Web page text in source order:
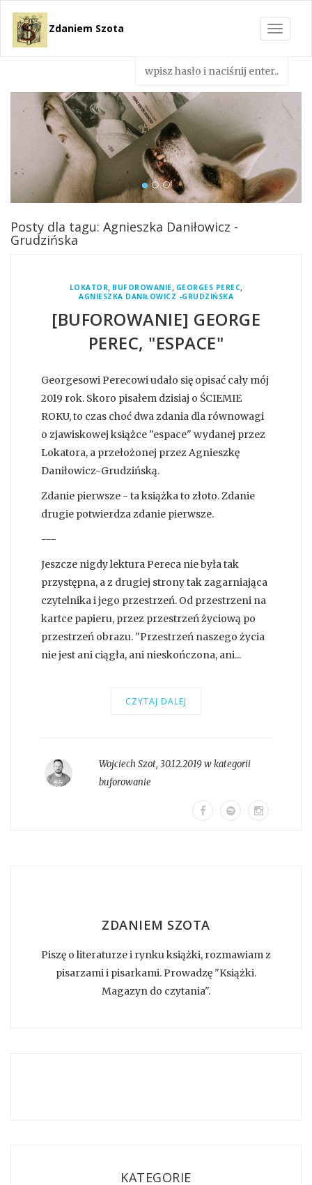
Toggle
Zdaniem Szota
Posty dla tagu: Agnieszka Daniłowicz -
Grudzińska
LOKATOR, BUFOROWANIE, GEORGES PEREC,
AGNIESZKA DANIŁOWICZ -GRUDZIŃSKA
[BUFOROWANIE] GEORGE
PEREC, "ESPACE"
Georgesowi Perecowi udało się opisać cały mój
2019 rok. Skoro pisałem dzisiaj o ŚCIEMIE
ROKU, to czas choć dwa zdania dla równowagi
o zjawiskowej książce "espace" wydanej przez
Lokatora, a przełożonej przez Agnieszkę
Daniłowicz-Grudzińską.
Zdanie pierwsze - ta książka to złoto. Zdanie
drugie potwierdza zdanie pierwsze.
---
Jeszcze nigdy lektura Pereca nie była tak
przystępna, a z drugiej strony tak zagarniająca
czytelnika i jego przestrzeń. Od przestrzeni na
kartce papieru, przez przestrzeń życiową po
przestrzeń obrazu. "Przestrzeń naszego życia
nie jest ani ciągła, ani nieskończona, ani...
CZYTAJ DALEJ
Wojciech Szot, 30.12.2019 w kategorii
buforowanie
ZDANIEM SZOTA
Piszę o literaturze i rynku książki, rozmawiam z
pisarzami i pisarkami. Prowadzę "Książki.
Magazyn do czytania".
KATEGORIE